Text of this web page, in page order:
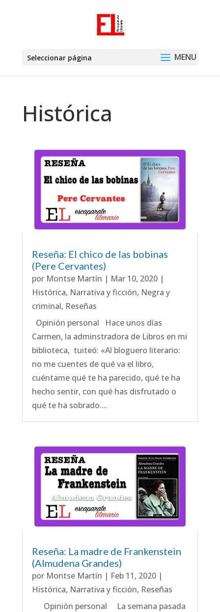
Seleccionar página
Histórica
Reseña: El chico de las bobinas
(Pere Cervantes)
por Montse Martín | Mar 10, 2020|
Histórica, Narrativa y ficción, Negra y
criminal, Reseñas
Opinión personal Hace unos días
Carmen, la adminstradora de Libros en mi
biblioteca, tuiteó: «Al bloguero literario:
no me cuentes de qué va el libro,
cuéntame qué te ha parecido, qué te ha
hecho sentir, con qué has disfrutado o
qué te ha sobrado....
Reseña: La madre de Frankenstein
(Almudena Grandes)
por Montse Martín | Feb 11, 2020|
Histórica, Narrativa y ficción, Reseñas
Opinión personal La semana pasada